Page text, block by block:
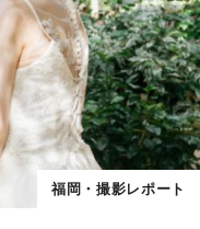
福岡・撮影レポート